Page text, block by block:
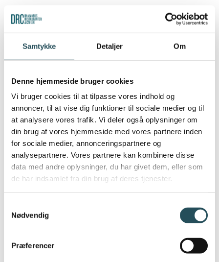
Samtykke Detaljer Om
Denne hjemmeside bruger cookies
Vi bruger cookies til at tilpasse vores indhold og
annoncer, til at vise dig funktioner til sociale medier og til
at analysere vores trafik. Vi deler også oplysninger om
din brug af vores hjemmeside med vores partnere inden
for sociale medier, annonceringspartnere og
analysepartnere. Vores partnere kan kombinere disse
data med andre oplysninger, du har givet dem, eller som
de har indsamlet fra din brug af deres tjenester.
Nødvendig
Præferencer
Sikre Fødevarer tilbyder en komplet
digital værktøjskasse, der er inddelt i
tre brugervenlige kategorier:
indsigt i risici forbundet med
forskellige råvarer samt vejledning i
håndteringen og styringen af
diverse processer.
Beregningsværktøjer: Få hjælp til
præcist at beregne sikker køling,
varmebehandling, nedkøling og
varmholdelse af fødevarer –
Hjælpeværktøjer
: Disse værktøjer
metoder og teknikker, herunder